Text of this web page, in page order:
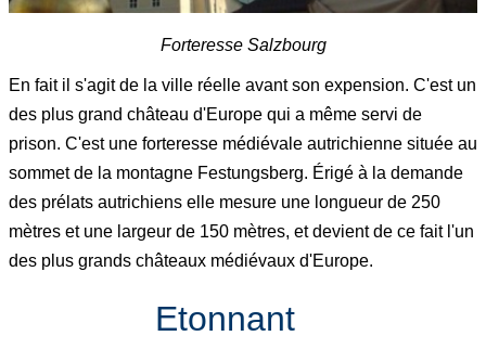
Forteresse Salzbourg
En fait il s'agit de la ville réelle avant son expension. C'est un
des plus grand château d'Europe qui a même servi de
prison. C'est une forteresse médiévale autrichienne située au
sommet de la montagne Festungsberg. Érigé à la demande
des prélats autrichiens elle mesure une longueur de 250
mètres et une largeur de 150 mètres, et devient de ce fait l'un
des plus grands châteaux médiévaux d'Europe.
Etonnant